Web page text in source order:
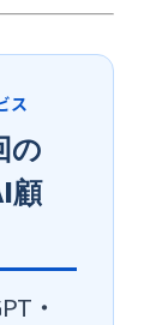
ス
の
顧
・